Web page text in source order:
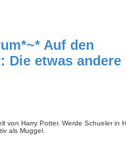
Auf den
Die etwas andere
von Harry Potter. Werde Schueler in
als Muggel.